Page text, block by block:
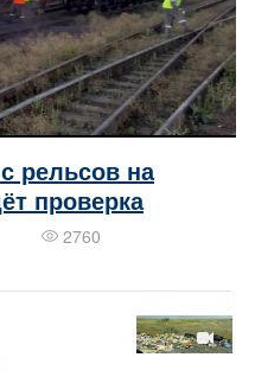
рельсов на
проверка
2760